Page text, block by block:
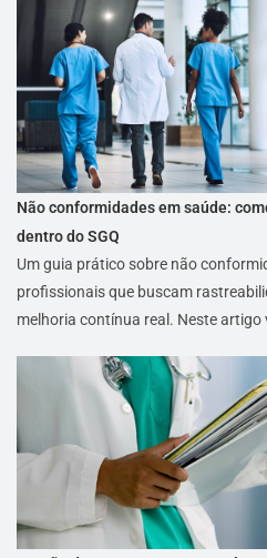
Não conformidades em saúde:
dentro do SGQ
Um guia prático sobre não
profissionais que buscam
melhoria contínua real. Neste artigo